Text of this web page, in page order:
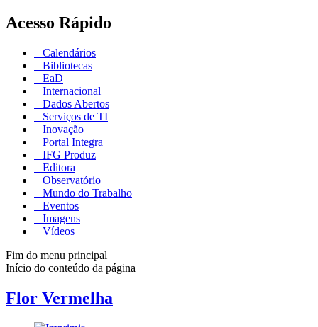
Acesso Rápido
Calendários
Bibliotecas
EaD
Internacional
Dados Abertos
Serviços de TI
Inovação
Portal Integra
IFG Produz
Editora
Observatório
Mundo do Trabalho
Eventos
Imagens
Vídeos
Fim do menu principal
Início do conteúdo da página
Flor Vermelha